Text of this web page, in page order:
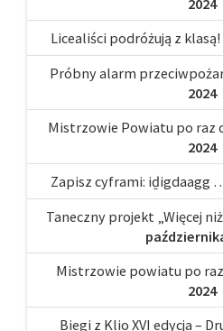
2024
Licealiści podróżują z klasą!
Próbny alarm
2024
Mistrzowie Powiatu po raz
2024
Zapisz cyframi: iḏigdaagg
Taneczny projekt „Więcej
Mistrzowie powiatu po
2024
Biegi z Klio XVI edycja –